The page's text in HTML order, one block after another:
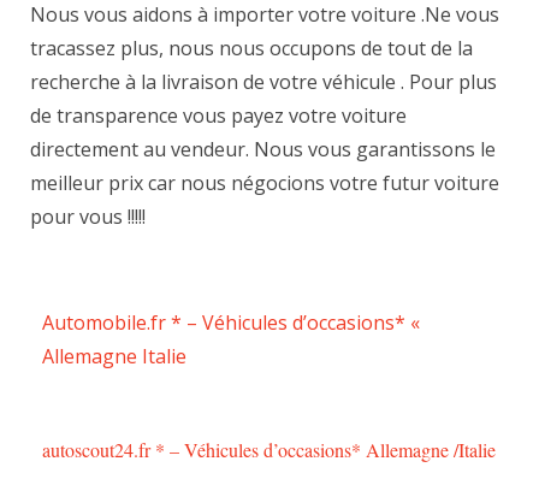
Nous vous aidons à importer votre voiture .Ne vous
tracassez plus, nous nous occupons de tout de la
recherche à la livraison de votre véhicule . Pour plus
de transparence vous payez votre voiture
directement au vendeur. Nous vous garantissons le
meilleur prix car nous négocions votre futur voiture
pour vous !!!!!
Automobile.fr * – Véhicules d’occasions* «
Allemagne Italie
autoscout24.fr * – Véhicules d’occasions* Allemagne /Italie